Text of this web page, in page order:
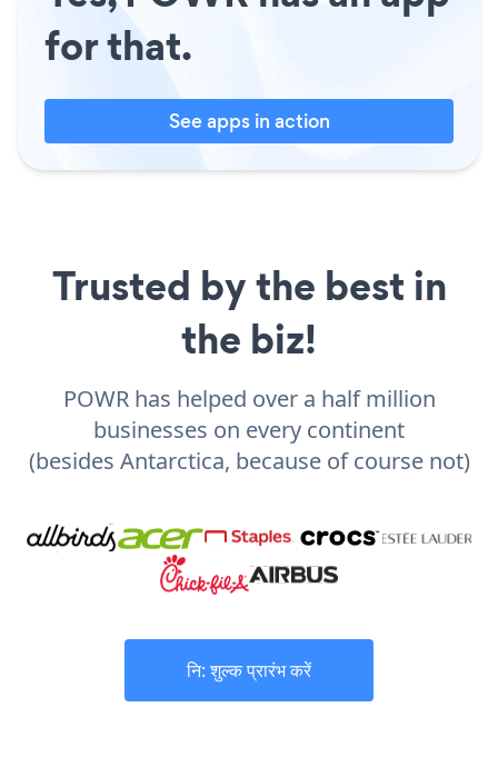
for that.
See apps in action
Trusted by the best in
the biz!
POWR has helped over a half million
businesses on every continent
(besides Antarctica, because of course not)
नि: शुल्क प्रारंभ करें